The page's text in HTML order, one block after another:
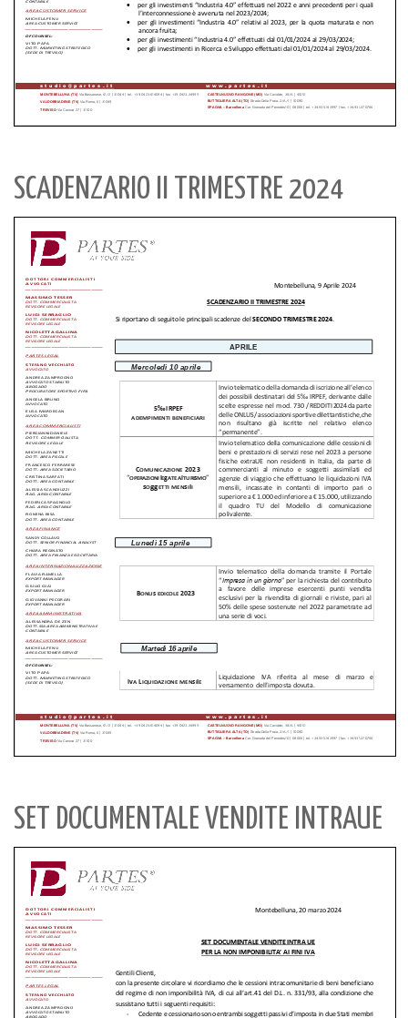
SCADENZARIO II TRIMESTRE 2024
SET DOCUMENTALE VENDITE INTRAUE